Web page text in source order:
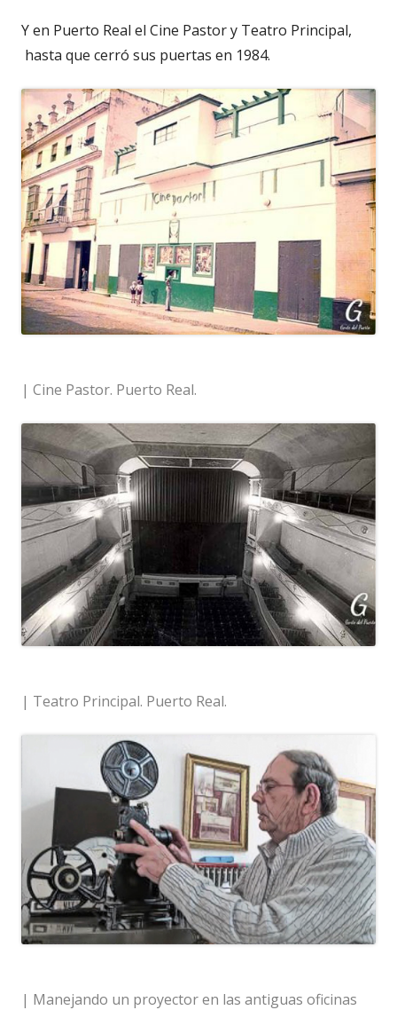
Y en Puerto Real el Cine Pastor y Teatro Principal,
hasta que cerró sus puertas en 1984.
| Cine Pastor. Puerto Real.
| Teatro Principal. Puerto Real.
| Manejando un proyector en las antiguas oficinas